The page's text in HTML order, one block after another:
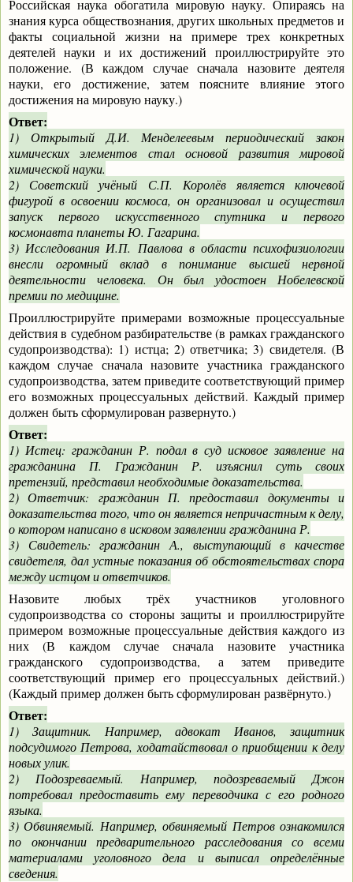
Российская наука обогатила мировую науку. Опираясь на
знания курса обществознания, других школьных предметов и
факты социальной жизни на примере трех конкретных
деятелей науки и их достижений проиллюстрируйте это
положение. (В каждом случае сначала назовите деятеля
науки, его достижение, затем поясните влияние этого
достижения на мировую науку.)
Ответ:
1) Открытый Д.И. Менделеевым периодический закон
химических элементов стал основой развития мировой
химической науки.
2) Советский учёный С.П. Королёв является ключевой
фигурой в освоении космоса, он организовал и осуществил
запуск первого искусственного спутника и первого
космонавта планеты Ю. Гагарина.
3) Исследования И.П. Павлова в области психофизиологии
внесли огромный вклад в понимание высшей нервной
деятельности человека. Он был удостоен Нобелевской
премии по медицине.
Проиллюстрируйте примерами возможные процессуальные
действия в судебном разбирательстве (в рамках гражданского
судопроизводства): 1) истца; 2) ответчика; 3) свидетеля. (В
каждом случае сначала назовите участника гражданского
судопроизводства, затем приведите соответствующий пример
его возможных процессуальных действий. Каждый пример
должен быть сформулирован развернуто.)
Ответ:
1) Истец: гражданин Р. подал в суд исковое заявление на
гражданина П. Гражданин Р. изъяснил суть своих
претензий, представил необходимые доказательства.
2) Ответчик: гражданин П. предоставил документы и
доказательства того, что он является непричастным к делу,
о котором написано в исковом заявлении гражданина Р.
3) Свидетель: гражданин А., выступающий в качестве
свидетеля, дал устные показания об обстоятельствах спора
между истцом и ответчиков.
Назовите любых трёх участников уголовного
судопроизводства со стороны защиты и проиллюстрируйте
примером возможные процессуальные действия каждого из
них (В каждом случае сначала назовите участника
гражданского судопроизводства, а затем приведите
соответствующий пример его процессуальных действий.)
(Каждый пример должен быть сформулирован развёрнуто.)
Ответ:
1) Защитник. Например, адвокат Иванов, защитник
подсудимого Петрова, ходатайствовал о приобщении к делу
новых улик.
2) Подозреваемый. Например, подозреваемый Джон
потребовал предоставить ему переводчика с его родного
языка.
3) Обвиняемый. Например, обвиняемый Петров ознакомился
по окончании предварительного расследования со всеми
материалами уголовного дела и выписал определённые
сведения.